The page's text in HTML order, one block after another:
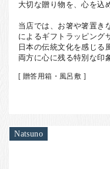
大切な贈り物を、心を込
当店では、お箸や箸置き
によるギフトラッピング
日本の伝統文化を感じる
両方に心に残る特別な印
[ 贈答用箱・風呂敷 ]
Natsuno